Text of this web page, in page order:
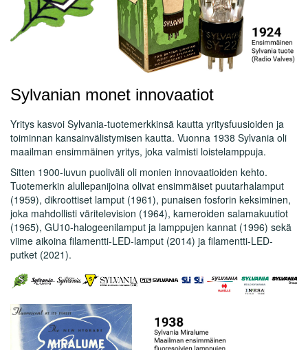
Sylvanian monet innovaatiot
Yritys kasvoi Sylvania-tuotemerkkinsä kautta yritysfuusioiden ja
toiminnan kansainvälistymisen kautta. Vuonna 1938 Sylvania oli
maailman ensimmäinen yritys, joka valmisti loistelamppuja.
Sitten 1900-luvun puoliväli oli monien innovaatioiden kehto.
Tuotemerkin alullepanijoina olivat ensimmäiset puutarhalamput
(1959), dikroottiset lamput (1961), punaisen fosforin keksiminen,
joka mahdollisti väritelevision (1964), kameroiden salamakuutiot
(1965), GU10-halogeenilamput ja lamppujen kannat (1996) sekä
viime aikoina filamentti-LED-lamput (2014) ja filamentti-LED-
putket (2021).